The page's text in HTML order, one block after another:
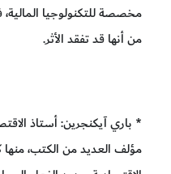
مخصصة للتكنولوجيا
من أنها قد تفقد الأثر.
* باري آيكنجرين: أستاذ
مؤلف العديد من الكتب، منها